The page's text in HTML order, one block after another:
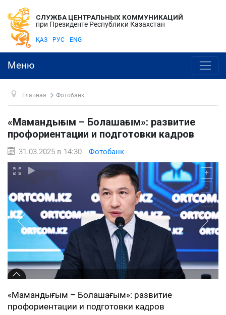
СЛУЖБА ЦЕНТРАЛЬНЫХ КОММУНИКАЦИЙ
при Президенте Республики Казахстан
ҚАЗ РУС ENG
Меню
Главная Фотобанк
«Мамандығым – Болашағым»: развитие
профориентации и подготовки кадров
31.03.2025 в 14:30 Фотобанк
«Мамандығым – Болашағым»: развитие
профориентации и подготовки кадров